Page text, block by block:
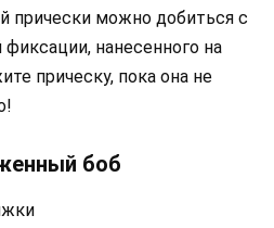
прически можно добиться с
нанесенного на
прическу, пока она не
боб